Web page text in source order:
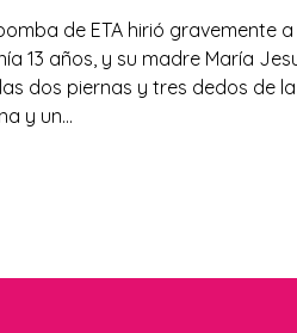
de ETA hirió gravemente a
13 años, y su madre María
dos piernas y tres dedos de la
y un...